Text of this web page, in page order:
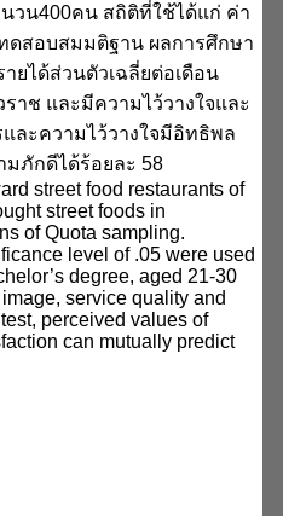
วน400คน สถิติที่ใช้ได้แก่ ค่า
ดสอบสมมติฐาน ผลการศึกษา
ยได้ส่วนตัวเฉลี่ยต่อเดือน
าช และมีความไว้วางใจและ
ละความไว้วางใจมีอิทธิพล
ภักดีได้ร้อยละ 58
street food restaurants of
street foods in
of Quota sampling.
level of .05 were used
degree, aged 21-30
service quality and
perceived values of
can mutually predict